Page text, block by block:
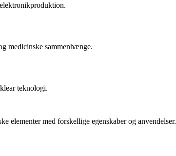
medicinske sammenhænge.
teknologi.
elementer med forskellige egenskaber og anvendelser.